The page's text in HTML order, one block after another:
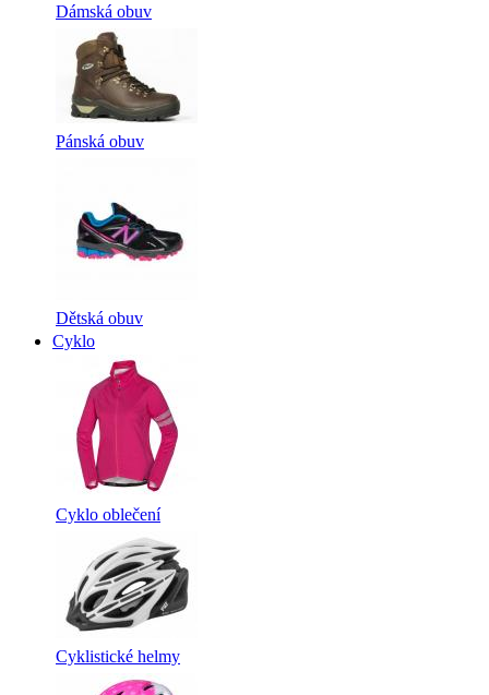
Dámská obuv
Pánská obuv
Dětská obuv
Cyklo
Cyklo oblečení
Cyklistické helmy